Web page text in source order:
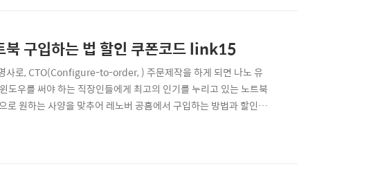
구입하는 법 할인 쿠폰코드 link15
사로, CTO(Configure-to-order, ) 주문제작을 하게 되면 나노 유
우를 써야 하는 직장인들에게 최고의 인기를 누리고 있는 노트북
원하는 사양을 맞추어 레노버 공홈에서 구입하는 방법과 할인쿠
세대 최경량 업무용 노트북 :: ThinkPad X1 Carbon 신제품 구입